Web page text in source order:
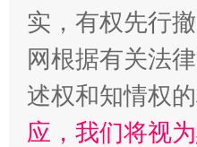
实，有权先行
网根据有关法
述权和知情权的
应，我们将视